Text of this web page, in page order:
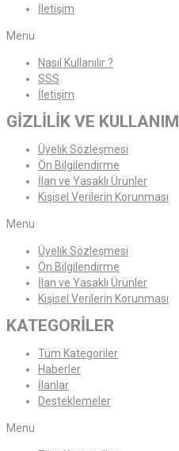
İletişim
Menu
Nasıl Kullanılır ?
SSS
İletişim
GİZLİLİK VE KULLANIM
Üyelik Sözleşmesi
Ön Bilgilendirme
İlan ve Yasaklı Ürünler
Kişisel Verilerin Korunması
Menu
Üyelik Sözleşmesi
Ön Bilgilendirme
İlan ve Yasaklı Ürünler
Kişisel Verilerin Korunması
KATEGORİLER
Tüm Kategoriler
Haberler
İlanlar
Desteklemeler
Menu